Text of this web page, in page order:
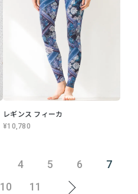
レギンス フィーカ
¥10,780
4 5 6
7
10 11